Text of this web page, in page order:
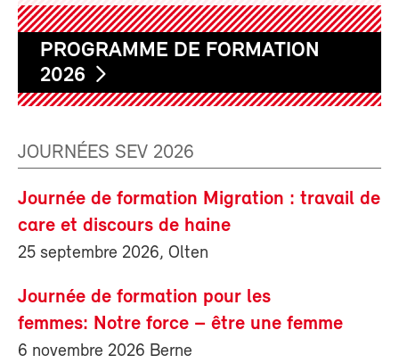
PROGRAMME DE FORMATION
2026
JOURNÉES SEV 2026
Journée de formation Migration : travail de
care et discours de haine
25 septembre 2026, Olten
Journée de formation pour les
femmes: Notre force – être une femme
6 novembre 2026 Berne